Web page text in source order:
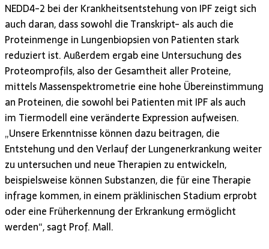
NEDD4-2 bei der Krankheitsentstehung von IPF zeigt sich
auch daran, dass sowohl die Transkript- als auch die
Proteinmenge in Lungenbiopsien von Patienten stark
reduziert ist. Außerdem ergab eine Untersuchung des
Proteomprofils, also der Gesamtheit aller Proteine,
mittels Massenspektrometrie eine hohe Übereinstimmung
an Proteinen, die sowohl bei Patienten mit IPF als auch
im Tiermodell eine veränderte Expression aufweisen.
„Unsere Erkenntnisse können dazu beitragen, die
Entstehung und den Verlauf der Lungenerkrankung weiter
zu untersuchen und neue Therapien zu entwickeln,
beispielsweise können Substanzen, die für eine Therapie
infrage kommen, in einem präklinischen Stadium erprobt
oder eine Früherkennung der Erkrankung ermöglicht
werden“, sagt Prof. Mall.